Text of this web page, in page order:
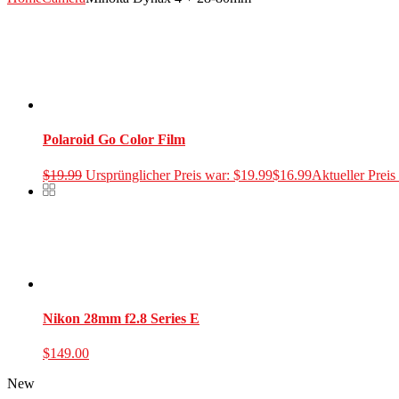
Polaroid Go Color Film
$19.99 Ursprünglicher Preis war: $19.99$16.99Aktueller Preis
Nikon 28mm f2.8 Series E
$149.00
New